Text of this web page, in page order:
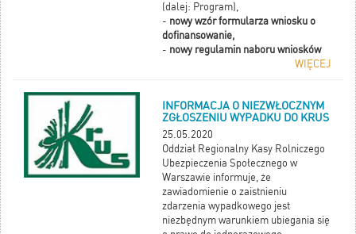
(dalej: Program),
- nowy wzór formularza wniosku o
dofinansowanie,
- nowy regulamin naboru wniosków
WIĘCEJ
INFORMACJA O NIEZWŁOCZNYM
ZGŁOSZENIU WYPADKU DO KRUS
25.05.2020
Oddział Regionalny Kasy Rolniczego
Ubezpieczenia Społecznego w
Warszawie informuje, że
zawiadomienie o zaistnieniu
zdarzenia wypadkowego jest
niezbędnym warunkiem ubiegania się